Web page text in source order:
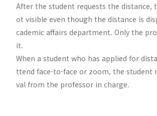
After the student requests the distance,
ot visible even though the distance is
cademic affairs department. Only the
it.
When a student who has applied for
ttend face-to-face or zoom, the student
val from the professor in charge.